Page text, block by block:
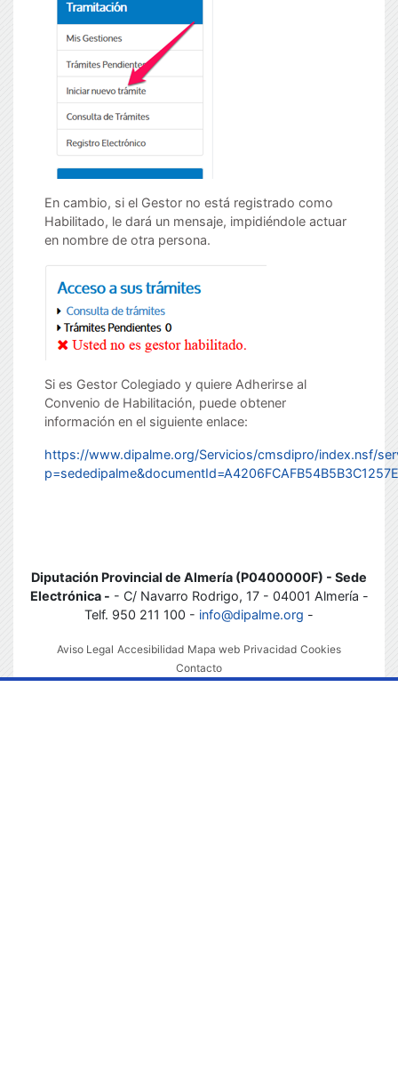
En cambio, si el Gestor no está registrado como
Habilitado, le dará un mensaje, impidiéndole actuar
en nombre de otra persona.
Si es Gestor Colegiado y quiere Adherirse al
Convenio de Habilitación, puede obtener
información en el siguiente enlace:
https://www.dipalme.org/Servicios/cmsdipro/index.nsf/
Diputación Provincial de Almería (P0400000F) - Sede
Electrónica - - C/ Navarro Rodrigo, 17 - 04001 Almería -
Telf. 950 211 100 - info@dipalme.org -
Aviso Legal Accesibilidad Mapa web Privacidad Cookies
Contacto